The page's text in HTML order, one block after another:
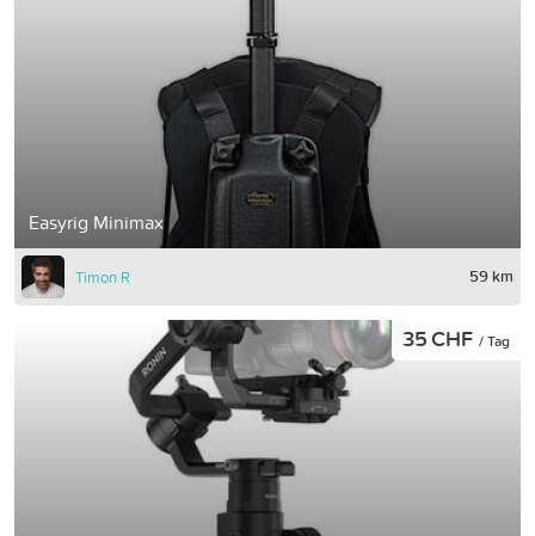
Easyrig Minimax
Timon R 59 km
35 CHF / Tag